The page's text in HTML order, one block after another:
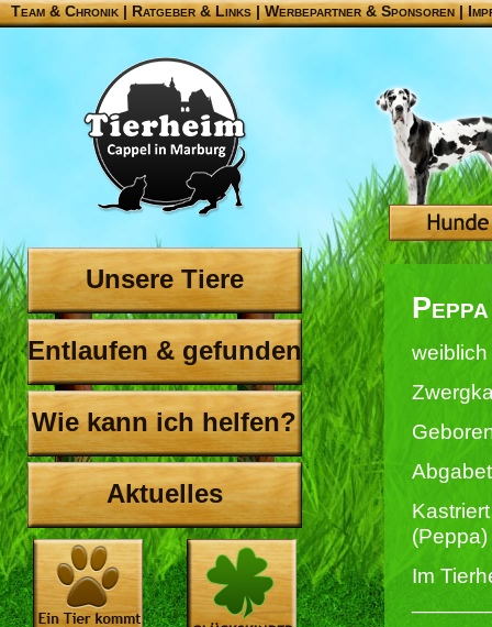
Team & Chronik |Ratgeber & Links|Werbepartner & Sponsoren|
Unsere Tiere
Entlaufen & gefunden
Wie kann ich helfen?
Aktuelles
(Peppa)
Im